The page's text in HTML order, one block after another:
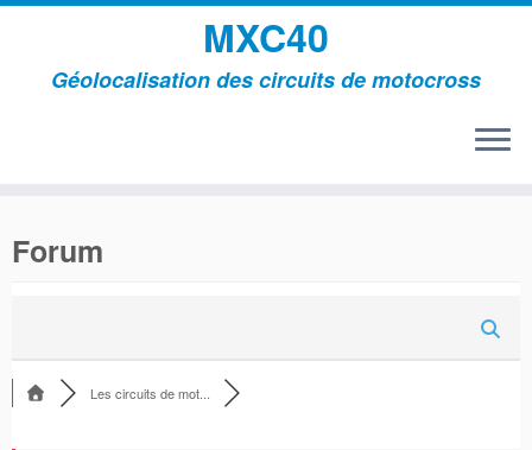
contenu
MXC40
Géolocalisation des circuits de motocross
Forum
Les circuits de mot...